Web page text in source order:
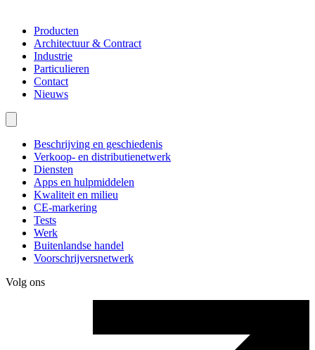
Producten
Architectuur & Contract
Industrie
Particulieren
Contact
Nieuws
Beschrijving en geschiedenis
Verkoop- en distributienetwerk
Diensten
Apps en hulpmiddelen
Kwaliteit en milieu
CE-markering
Tests
Werk
Buitenlandse handel
Voorschrijversnetwerk
Volg ons